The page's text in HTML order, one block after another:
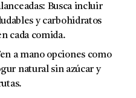
Busca incluir
y carbohidratos
cada comida.
a mano opciones como
natural sin azúcar y